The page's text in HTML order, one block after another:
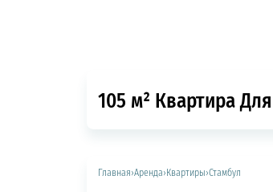
105 м² Квартира
Главная›Аренда›Квартиры›Стамбул